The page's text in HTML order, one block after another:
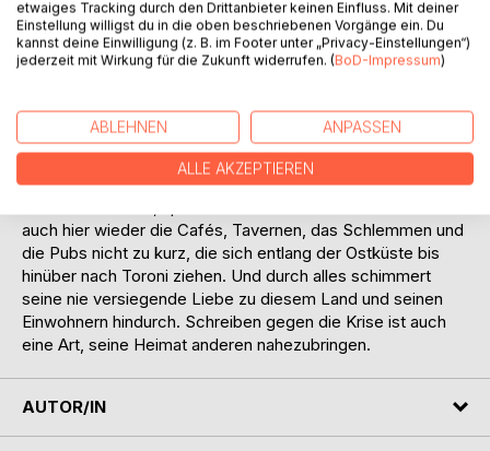
geliebte Molochin“, der auch in englischer Sprache
erschienen ist, beleuchtet dies neue Büchlein des Autors
Sommerdomizil: Die Chalkidiki oder auch Halkidiki, genauer
Sithonia, die im Gegensatz zur ersten, Kassandra, vom
Massentourismus noch nicht ganz so versaut ist, wie
Hannes Matthiesen anmerkt. Er schildert auch hier mit
großer Hingabe seine mehr oder weniger geheimen Plätze,
auch hier wieder die Cafés, Tavernen, das Schlemmen und
die Pubs nicht zu kurz, die sich entlang der Ostküste bis
hinüber nach Toroni ziehen. Und durch alles schimmert
seine nie versiegende Liebe zu diesem Land und seinen
Einwohnern hindurch. Schreiben gegen die Krise ist auch
eine Art, seine Heimat anderen nahezubringen.
AUTOR/IN
etwaiges Tracking durch den Drittanbieter keinen Einfluss. Mit deiner
Einstellung willigst du in die oben beschriebenen Vorgänge ein. Du
kannst deine Einwilligung (z. B. im Footer unter „Privacy-Einstellungen“)
jederzeit mit Wirkung für die Zukunft widerrufen. (BoD-Impressum)
ABLEHNEN ANPASSEN
ALLE AKZEPTIEREN